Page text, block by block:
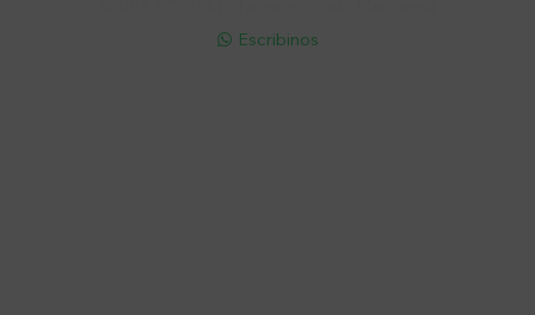
 Escribinos